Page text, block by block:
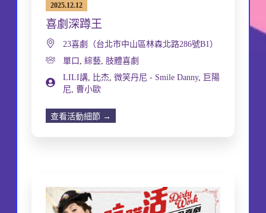
2025.12.12
喜劇深蹲王
23喜劇（台北市中山區林森北路286號B1）
單口
綜藝, 肢體喜劇
LILI講, 比杰 微笑丹尼 - Smile Danny,
巨陽
尼
曹小歐
查看活動細節 →